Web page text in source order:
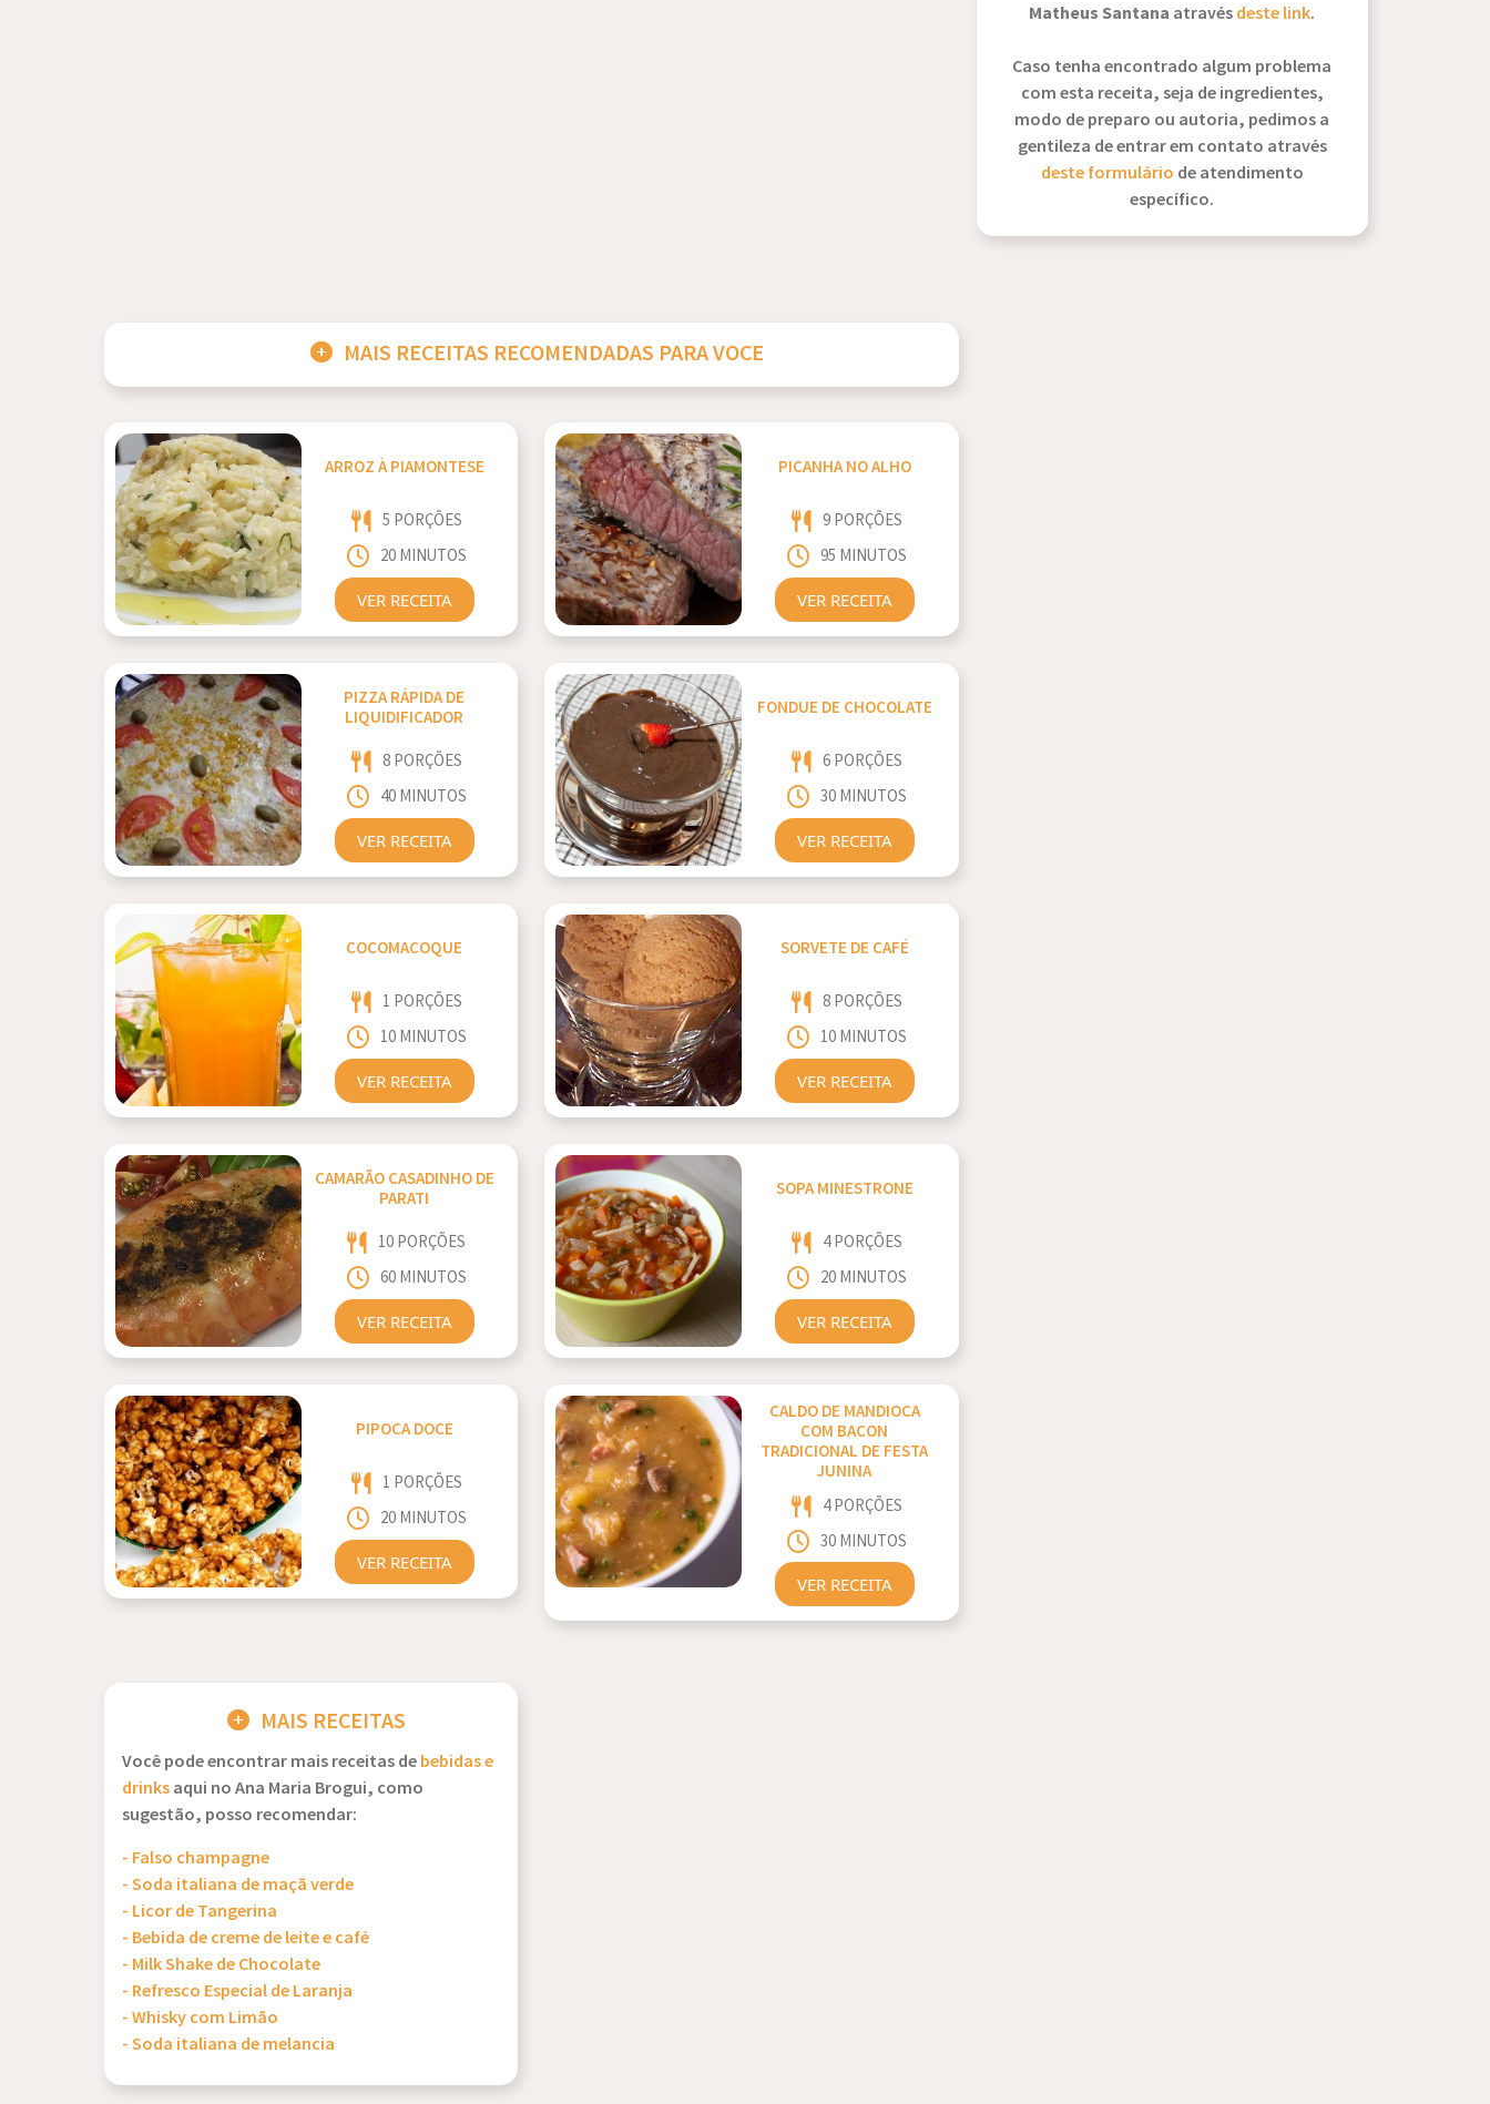
MAIS RECEITAS RECOMENDADAS PARA VOCE
ARROZ À PIAMONTESE
5 PORÇÕES
20 MINUTOS
VER RECEITA
PICANHA NO ALHO
9 PORÇÕES
95 MINUTOS
VER RECEITA
PIZZA RÁPIDA DE
LIQUIDIFICADOR
8 PORÇÕES
40 MINUTOS
VER RECEITA
FONDUE DE CHOCOLATE
6 PORÇÕES
30 MINUTOS
VER RECEITA
COCOMACOQUE
1 PORÇÕES
10 MINUTOS
VER RECEITA
SORVETE DE CAFÉ
8 PORÇÕES
10 MINUTOS
VER RECEITA
CAMARÃO CASADINHO DE
PARATI
10 PORÇÕES
60 MINUTOS
VER RECEITA
SOPA MINESTRONE
4 PORÇÕES
20 MINUTOS
VER RECEITA
PIPOCA DOCE
1 PORÇÕES
20 MINUTOS
VER RECEITA
CALDO DE MANDIOCA
COM BACON
TRADICIONAL DE FESTA
JUNINA
4 PORÇÕES
30 MINUTOS
VER RECEITA
MAIS RECEITAS
Você pode encontrar mais receitas debebidas e
drinksaqui no Ana Maria Brogui, como
sugestão, posso recomendar:
- Falso champagne
- Soda italiana de maçã verde
- Licor de Tangerina
- Bebida de creme de leite e café
- Milk Shake de Chocolate
- Refresco Especial de Laranja
- Whisky com Limão
- Soda italiana de melancia
Matheus Santana atravésdeste link.
Caso tenha encontrado algum problema
com esta receita, seja de ingredientes,
modo de preparo ou autoria, pedimos a
gentileza de entrar em contato através
deste formulário de atendimento
específico.